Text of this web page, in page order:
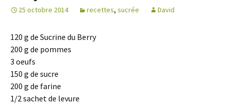
25 octobre 2014 recettes, sucrée David
120 g de Sucrine du Berry
200 g de pommes
3 oeufs
150 g de sucre
200 g de farine
1/2 sachet de levure